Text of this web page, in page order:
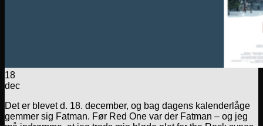
18
dec
Det er blevet d. 18. december, og bag dagens kalenderlåge
gemmer sig Fatman. Før Red One var der Fatman – og jeg